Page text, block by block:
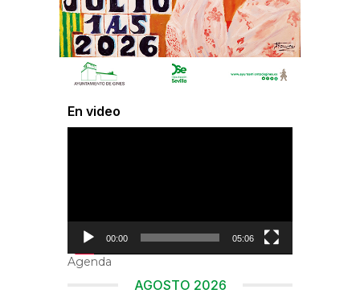
En video
00:00 05:06
Agenda
AGOSTO 2026